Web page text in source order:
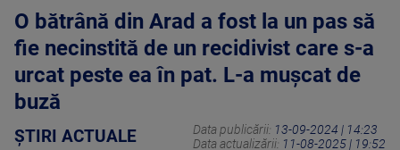
O bătrână din Arad a fost la un pas să
fie necinstită de un recidivist care s-a
urcat peste ea în pat. L-a mușcat de
buză
ȘTIRI ACTUALE Data publicării: 13-09-2024 | 14:23
Data actualizării: 11-08-2025 | 19:52